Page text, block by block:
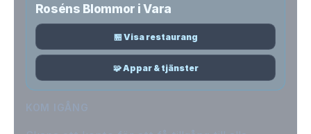
Roséns Blommor i Vara
🏪 Visa restaurang
🧩 Appar & tjänster